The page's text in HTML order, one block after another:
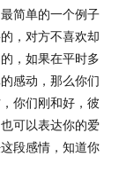
简单的一个例子
，对方不喜欢却
，如果在平时多
感动，那么你们
你们刚和好，彼
可以表达你的爱
段感情，知道你